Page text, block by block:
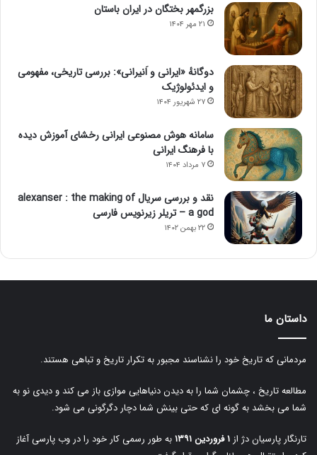
بزرگمهر بختگان در ایران باستان
۲۱ مهر ۱۴۰۴
دوگانهٔ «ایرانی و اَنیرانی»: بررسی تاریخی، مفهومی
و ایدئولوژیک
۲۷ شهریور ۱۴۰۴
سامانه هوش مصنوعی ایرانی رخشای آموزش دیده
با فرهنگ ایرانی
۷ مرداد ۱۴۰۴
نقد و بررسی سریال alexanser : the making of
a god – تریلر زیرنویس فارسی
۲۲ بهمن ۱۴۰۲
داستان ما
مردمانی که تاریخ خود را نشناسند مجبور به تکرار تاریخ و تباهی هستند.
مطالعه تاریخ ، چشمان شما را به دیدن دنیاهایی موازی باز می کند و دیدی نو به
شما می بخشد به گونه ای که حتی بینش شما دچار دگرگونی می شود.
تارنگار پارسیان دژ از ۱ فروردین ۱۳۹۱
به طور رسمی کار خود را در وب پارسی آغاز